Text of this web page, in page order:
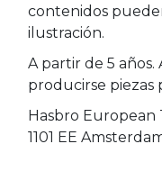
contenidos
ilustración.
A partir de 5 años.
producirse piezas
Hasbro European
1101 EE